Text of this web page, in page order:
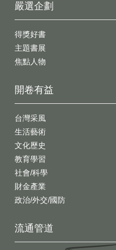
開卷有益
台灣采風
生活藝術
文化歷史
教育學習
社會/科學
財金產業
政治/外交/國防
嚴選企劃
得獎好書
主題書展
焦點人物
流通管道